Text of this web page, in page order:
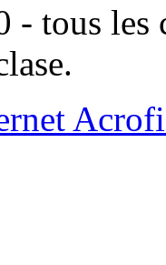
- tous les